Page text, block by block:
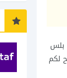
بلس
لكم